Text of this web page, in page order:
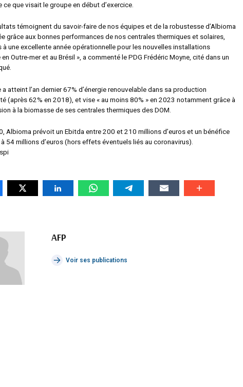
ce que visait le groupe en début d’exercice.
témoignent du savoir-faire de nos équipes et de la robustesse d’Albioma
grâce aux bonnes performances de nos centrales thermiques et solaires,
à une excellente année opérationnelle pour les nouvelles installations
Outre-mer et au Brésil », a commenté le PDG Frédéric Moyne, cité dans un
a atteint l’an dernier 67% d’énergie renouvelable dans sa production
(après 62% en 2018), et vise « au moins 80% » en 2023 notamment grâce à
à la biomasse de ses centrales thermiques des DOM.
Albioma prévoit un Ebitda entre 200 et 210 millions d’euros et un bénéfice
54 millions d’euros (hors effets éventuels liés au coronavirus).
AFP
Voir ses publications